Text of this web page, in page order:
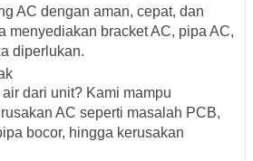
AC dengan aman, cepat, dan
menyediakan bracket AC, pipa AC,
diperlukan.
dari unit? Kami mampu
AC seperti masalah PCB,
bocor, hingga kerusakan